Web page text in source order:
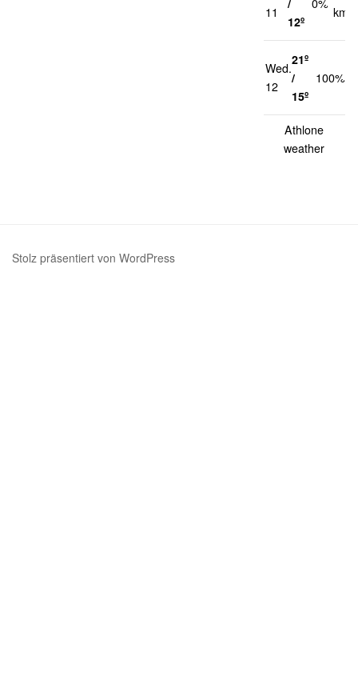
11
12º
km/h
Wed.
12
21º
/
15º
100%
Athlone
weather
Stolz präsentiert von WordPress